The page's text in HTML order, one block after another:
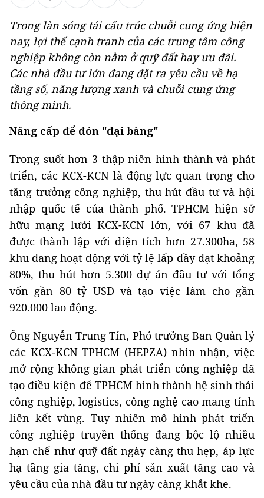
Trong làn sóng tái cấu trúc chuỗi cung ứng hiện
nay, lợi thế cạnh tranh của các trung tâm công
nghiệp không còn nằm ở quỹ đất hay ưu đãi.
Các nhà đầu tư lớn đang đặt ra yêu cầu về hạ
tầng số, năng lượng xanh và chuỗi cung ứng
thông minh.
Nâng cấp để đón "đại bàng"
Trong suốt hơn 3 thập niên hình thành và phát
triển, các KCX-KCN là động lực quan trọng cho
tăng trưởng công nghiệp, thu hút đầu tư và hội
nhập quốc tế của thành phố. TPHCM hiện sở
hữu mạng lưới KCX-KCN lớn, với 67 khu đã
được thành lập với diện tích hơn 27.300ha, 58
khu đang hoạt động với tỷ lệ lấp đầy đạt khoảng
80%, thu hút hơn 5.300 dự án đầu tư với tổng
vốn gần 80 tỷ USD và tạo việc làm cho gần
920.000 lao động.
Ông Nguyễn Trung Tín, Phó trưởng Ban Quản lý
các KCX-KCN TPHCM (HEPZA) nhìn nhận, việc
mở rộng không gian phát triển công nghiệp đã
tạo điều kiện để TPHCM hình thành hệ sinh thái
công nghiệp, logistics, công nghệ cao mang tính
liên kết vùng. Tuy nhiên mô hình phát triển
công nghiệp truyền thống đang bộc lộ nhiều
hạn chế như quỹ đất ngày càng thu hẹp, áp lực
hạ tầng gia tăng, chi phí sản xuất tăng cao và
yêu cầu của nhà đầu tư ngày càng khắt khe.